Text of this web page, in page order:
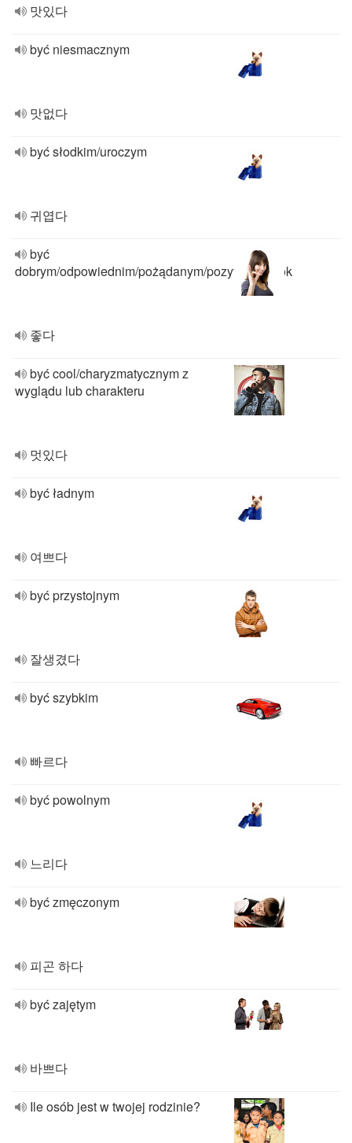
맛있다
być niesmacznym
맛없다
być słodkim/uroczym
귀엽다
być
dobrym/odpowiednim/pożądanym/pozytywnym/ok
좋다
być cool/charyzmatycznym z
wyglądu lub charakteru
멋있다
być ładnym
여쁘다
być przystojnym
잘생겼다
być szybkim
빠르다
być powolnym
느리다
być zmęczonym
피곤 하다
być zajętym
바쁘다
Ile osób jest w twojej rodzinie?